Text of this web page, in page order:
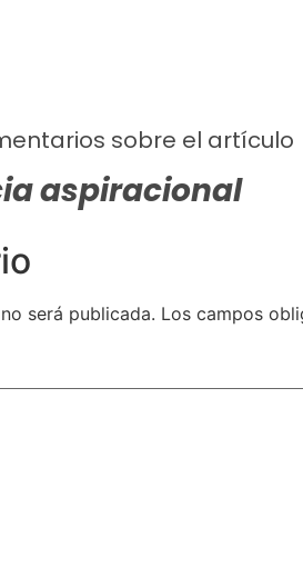
sobre el artículo
aspiracional
será publicada. Los campos